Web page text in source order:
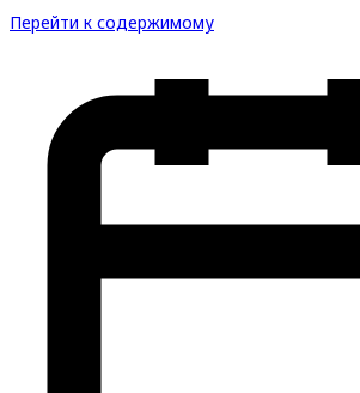
Перейти к содержимому